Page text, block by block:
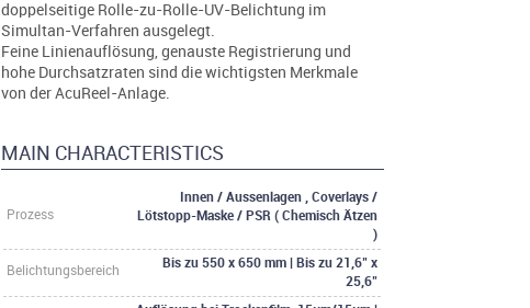
doppelseitige Rolle-zu-Rolle-UV-Belichtung im
Simultan-Verfahren ausgelegt.
Feine Linienauflösung, genauste Registrierung und
hohe Durchsatzraten sind die wichtigsten Merkmale
von der AcuReel-Anlage.
MAIN CHARACTERISTICS
Prozess
Innen / Aussenlagen , Coverlays /
Lötstopp-Maske / PSR ( Chemisch Ätzen
)
Belichtungsbereich
Bis zu 550 x 650 mm | Bis zu 21,6" x
25,6"